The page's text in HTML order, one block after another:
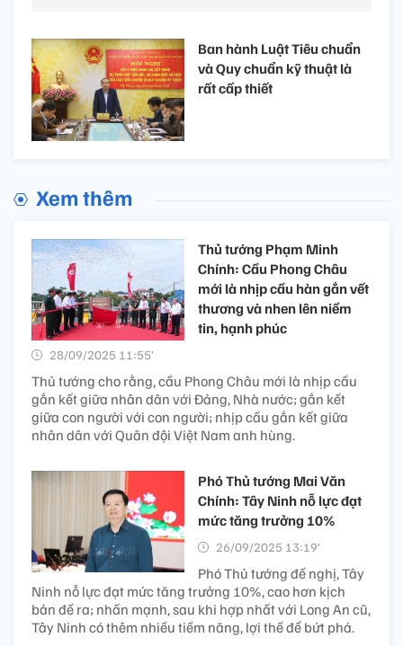
Ban hành Luật Tiêu chuẩn
và Quy chuẩn kỹ thuật là
rất cấp thiết
Xem thêm
Thủ tướng Phạm Minh
Chính: Cầu Phong Châu
mới là nhịp cầu hàn gắn vết
thương và nhen lên niềm
tin, hạnh phúc
28/09/2025 11:55’
Thủ tướng cho rằng, cầu Phong Châu mới là nhịp cầu
gắn kết giữa nhân dân với Đảng, Nhà nước; gắn kết
giữa con người với con người; nhịp cầu gắn kết giữa
nhân dân với Quân đội Việt Nam anh hùng.
Phó Thủ tướng Mai Văn
Chính: Tây Ninh nỗ lực đạt
mức tăng trưởng 10%
26/09/2025 13:19’
Phó Thủ tướng đề nghị, Tây
Ninh nỗ lực đạt mức tăng trưởng 10%, cao hơn kịch
bản đề ra; nhấn mạnh, sau khi hợp nhất với Long An cũ,
Tây Ninh có thêm nhiều tiềm năng, lợi thế để bứt phá.